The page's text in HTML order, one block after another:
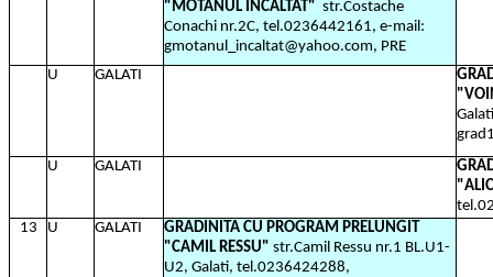
"MOTANUL INCALTAT" str.Costache
Conachi nr.2C, tel.0236442161, e-mail:
gmotanul_incaltat@yahoo.com, PRE
U
GALATI
U
GALATI
13
U GALATI
GRADINITA CU PROGRAM PRELUNGIT
"CAMIL RESSU" str.Camil Ressu nr.1 BL.U1-
U2, Galati, tel.0236424288,